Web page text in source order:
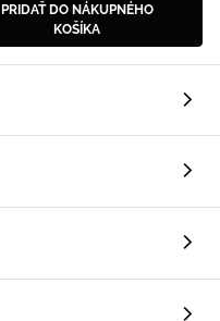
PRIDAŤ DO NÁKUPNÉHO
KOŠÍKA